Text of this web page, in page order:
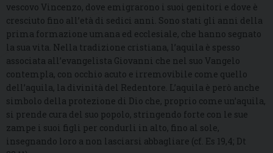
vescovo Vincenzo, dove emigrarono i suoi genitori e dove è
cresciuto fino all’età di sedici anni. Sono stati gli anni della
prima formazione umana ed ecclesiale, che hanno segnato
la sua vita. Nella tradizione cristiana, l’aquila è spesso
associata all’evangelista Giovanni che nel suo Vangelo
contempla, con occhio acuto e irremovibile come quello
dell’aquila, la divinità del Redentore. L’aquila è però anche
simbolo della protezione di Dio che, proprio come un’aquila,
si prende cura del suo popolo, stringendo forte con le sue
zampe i suoi figli per condurli in alto, fino al sole,
insegnando loro a non lasciarsi abbagliare (cf. Es 19,4; Dt